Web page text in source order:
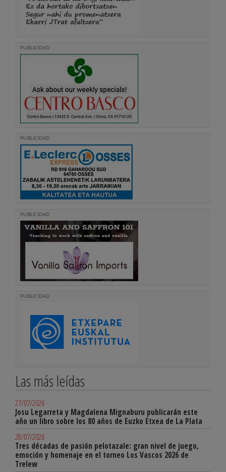
PUBLICIDAD
PUBLICIDAD
PUBLICIDAD
PUBLICIDAD
Las más leídas
27/07/2026
Josu Legarreta y Magdalena Mignaburu publicarán este
año un libro sobre los 80 años de Euzko Etxea de La Plata
28/07/2026
Tres décadas de pasión pelotazale: gran nivel de juego,
emoción y homenaje en el torneo Los Vascos 2026 de
Trelew